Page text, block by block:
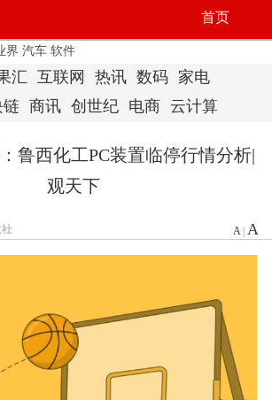
首页
界 汽车 软件
汇 互联网 热讯 数码
家电
链 商讯 创世纪 电商 云计算
鲁西化工PC装置临停行情分析|
观天下
A| A